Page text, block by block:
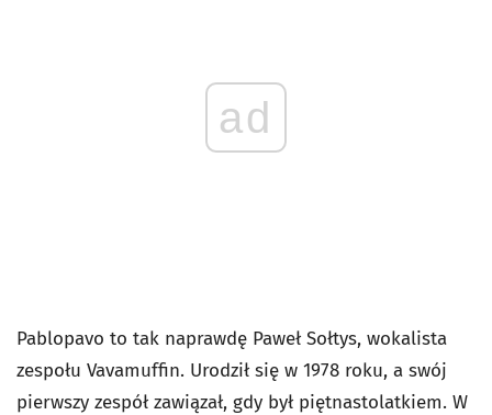
ad
Pablopavo to tak naprawdę Paweł Sołtys, wokalista
zespołu Vavamuffin. Urodził się w 1978 roku, a swój
pierwszy zespół zawiązał, gdy był piętnastolatkiem. W